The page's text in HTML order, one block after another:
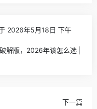
2026年5月18日 下午
解版，2026年该怎么选 |
下一篇